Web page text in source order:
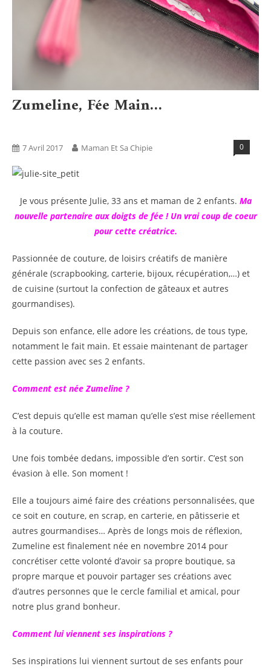
Zumeline, Fée Main…
7 Avril 2017 Maman Et Sa Chipie 0
Je vous présente Julie, 33 ans et maman de 2 enfants. Ma
nouvelle partenaire aux doigts de fée ! Un vrai coup de coeur
pour cette créatrice.
Passionnée de couture, de loisirs créatifs de manière
générale (scrapbooking, carterie, bijoux, récupération,…) et
de cuisine (surtout la confection de gâteaux et autres
gourmandises).
Depuis son enfance, elle adore les créations, de tous type,
notamment le fait main. Et essaie maintenant de partager
cette passion avec ses 2 enfants.
Comment est née Zumeline ?
C’est depuis qu’elle est maman qu’elle s’est mise réellement
à la couture.
Une fois tombée dedans, impossible d’en sortir. C’est son
évasion à elle. Son moment !
Elle a toujours aimé faire des créations personnalisées, que
ce soit en couture, en scrap, en carterie, en pâtisserie et
autres gourmandises… Après de longs mois de réflexion,
Zumeline est finalement née en novembre 2014 pour
concrétiser cette volonté d’avoir sa propre boutique, sa
propre marque et pouvoir partager ses créations avec
d’autres personnes que le cercle familial et amical, pour
notre plus grand bonheur.
Comment lui viennent ses inspirations ?
Ses inspirations lui viennent surtout de ses enfants pour